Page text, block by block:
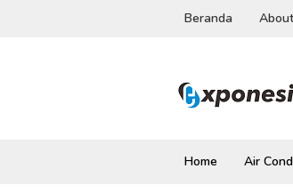
Beranda
Home Air